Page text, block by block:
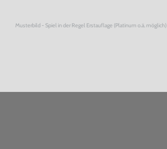
Musterbild - Spiel in der Regel Erstauflage (Platinum o.ä. möglich)